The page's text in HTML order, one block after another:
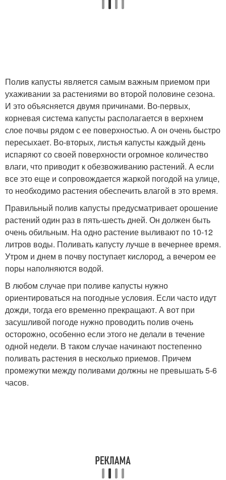
Полив капусты является самым важным приемом при
ухаживании за растениями во второй половине сезона.
И это объясняется двумя причинами. Во-первых,
корневая система капусты располагается в верхнем
слое почвы рядом с ее поверхностью. А он очень быстро
пересыхает. Во-вторых, листья капусты каждый день
испаряют со своей поверхности огромное количество
влаги, что приводит к обезвоживанию растений. А если
все это еще и сопровождается жаркой погодой на улице,
то необходимо растения обеспечить влагой в это время.
Правильный полив капусты предусматривает орошение
растений один раз в пять-шесть дней. Он должен быть
очень обильным. На одно растение выливают по 10-12
литров воды. Поливать капусту лучше в вечернее время.
Утром и днем в почву поступает кислород, а вечером ее
поры наполняются водой.
В любом случае при поливе капусты нужно
ориентироваться на погодные условия. Если часто идут
дожди, тогда его временно прекращают. А вот при
засушливой погоде нужно проводить полив очень
осторожно, особенно если этого не делали в течение
одной недели. В таком случае начинают постепенно
поливать растения в несколько приемов. Причем
промежутки между поливами должны не превышать 5-6
часов.